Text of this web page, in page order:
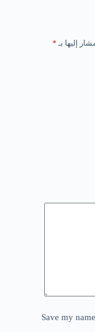
إليها بـ *
Save my